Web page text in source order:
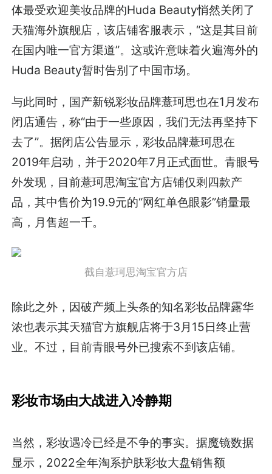
体最受欢迎美妆品牌的Huda Beauty悄然关闭了
天猫海外旗舰店，该店铺客服表示，“这是其目前
在国内唯一官方渠道”。这或许意味着火遍海外的
Huda Beauty暂时告别了中国市场。
与此同时，国产新锐彩妆品牌薏珂思也在1月发布
闭店通告，称“由于一些原因，我们无法再坚持下
去了”。据闭店公告显示，彩妆品牌薏珂思在
2019年启动，并于2020年7月正式面世。青眼号
外发现，目前薏珂思淘宝官方店铺仅剩四款产
品，其中售价为19.9元的“网红单色眼影”销量最
高，月售超一千。
截自薏珂思淘宝官方店
除此之外，因破产频上头条的知名彩妆品牌露华
浓也表示其天猫官方旗舰店将于3月15日终止营
业。不过，目前青眼号外已搜索不到该店铺。
彩妆市场由大战进入冷静期
当然，彩妆遇冷已经是不争的事实。据魔镜数据
显示，2022全年淘系护肤彩妆大盘销售额